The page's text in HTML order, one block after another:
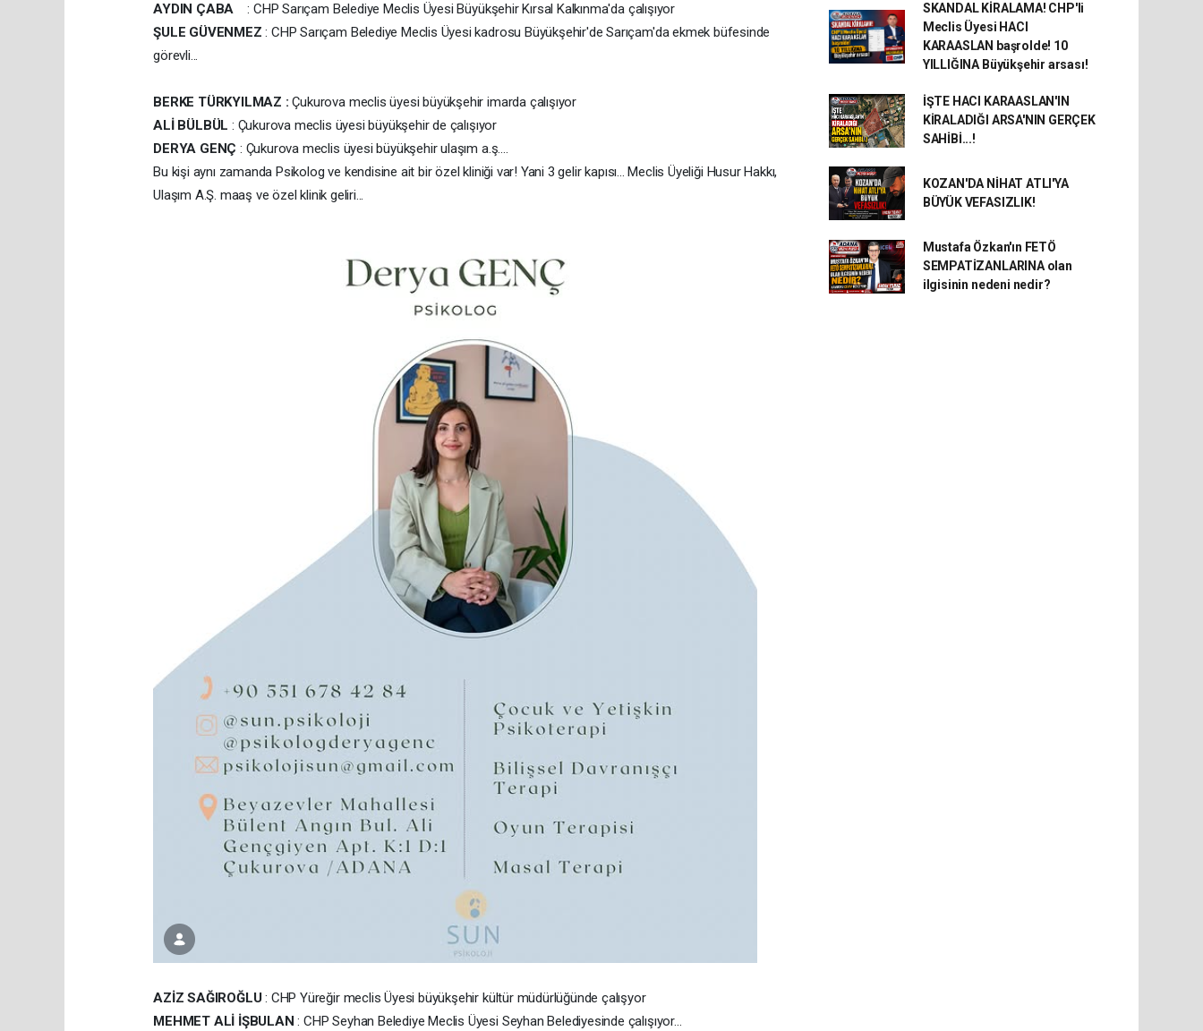
AYDIN ÇABA
: CHP Sarıçam Belediye Meclis Üyesi Büyükşehir Kırsal Kalkınma'da çalışıyor
ŞULE GÜVENMEZ: CHP Sarıçam Belediye Meclis Üyesi kadrosu Büyükşehir'de Sarıçam'da ekmek büfesinde
görevli...
BERKE TÜRKYILMAZ : Çukurova meclis üyesi büyükşehir imarda çalışıyor
ALİ BÜLBÜL : Çukurova meclis üyesi büyükşehir de çalışıyor
DERYA GENÇ : Çukurova meclis üyesi büyükşehir ulaşım a.ş....
Bu kişi aynı zamanda Psikolog ve kendisine ait bir özel kliniği var! Yani 3 gelir kapısı... Meclis Üyeliği Husur Hakkı,
Ulaşım A.Ş. maaş ve özel klinik geliri...
AZİZ SAĞIROĞLU: CHP Yüreğir meclis Üyesi büyükşehir kültür müdürlüğünde çalışyor
MEHMET ALİ İŞBULAN: CHP Seyhan Belediye Meclis Üyesi Seyhan Belediyesinde çalışıyor...
SKANDAL KİRALAMA! CHP'li
Meclis Üyesi HACI
KARAASLAN başrolde! 10
YILLIĞINA Büyükşehir arsası!
İŞTE HACI KARAASLAN'IN
KİRALADIĞI ARSA'NIN GERÇEK
SAHİBİ...!
KOZAN'DA NİHAT ATLI'YA
BÜYÜK VEFASIZLIK!
Mustafa Özkan'ın FETÖ
SEMPATİZANLARINA olan
ilgisinin nedeni nedir?